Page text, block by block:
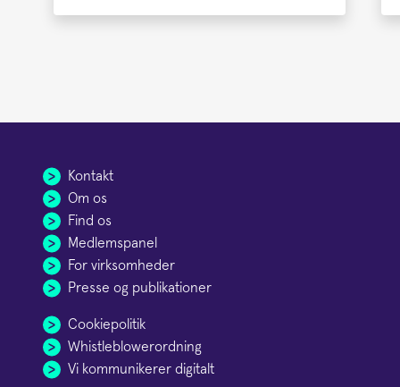
Kontakt
Om os
Find os
Medlemspanel
For virksomheder
Presse og publikationer
Cookiepolitik
Whistleblowerordning
Vi kommunikerer digitalt